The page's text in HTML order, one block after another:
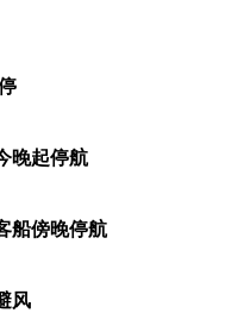
晚起停航
船傍晚停航
风